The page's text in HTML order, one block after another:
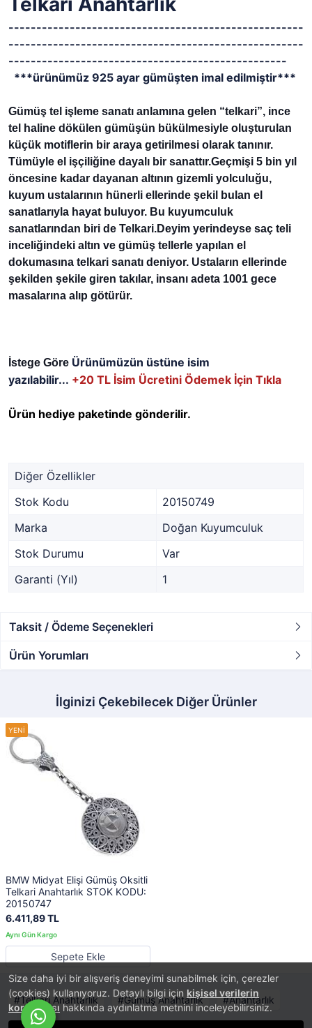
Size daha iyi bir alışveriş deneyimi sunabilmek için, çerezler
(cookies) kullanıyoruz. Detaylı bilgi için kişisel verilerin
korunmasıhakkında aydınlatma metnini inceleyebilirsiniz.
-----------------------------------------------------
-----------------------------------------------------
--------------------------------------------------
***ürünümüz 925 ayar gümüşten imal edilmiştir***
Gümüş tel işleme sanatı anlamına gelen “telkari”, ince
tel haline dökülen gümüşün bükülmesiyle oluşturulan
küçük motiflerin bir araya getirilmesi olarak tanınır.
Tümüyle el işçiliğine dayalı bir sanattır.Geçmişi 5 bin yıl
öncesine kadar dayanan altının gizemli yolculuğu,
kuyum ustalarının hünerli ellerinde şekil bulan el
sanatlarıyla hayat buluyor. Bu kuyumculuk
sanatlarından biri de Telkari.Deyim yerindeyse saç teli
inceliğindeki altın ve gümüş tellerle yapılan el
dokumasına telkari sanatı deniyor. Ustaların ellerinde
şekilden şekile giren takılar, insanı adeta 1001 gece
masalarına alıp götürür.
İstege Göre Ürünümüzün üstüne isim
yazılabilir... +20 TL İsim Ücretini Ödemek İçin Tıkla
Ürün hediye paketinde gönderilir.
Diğer Özellikler
Stok Kodu
20150749
Marka
Doğan Kuyumculuk
Stok Durumu
Var
Garanti (Yıl)
1
Taksit / Ödeme Seçenekleri
Ürün Yorumları
İlginizi Çekebilecek Diğer Ürünler
BMW Midyat Elişi Gümüş Oksitli
Telkari Anahtarlık STOK KODU:
20150747
6.411,89 TL
Sepete Ekle
Telkari Anahtarlık Gümüş Anahtarlık Anahtarlık